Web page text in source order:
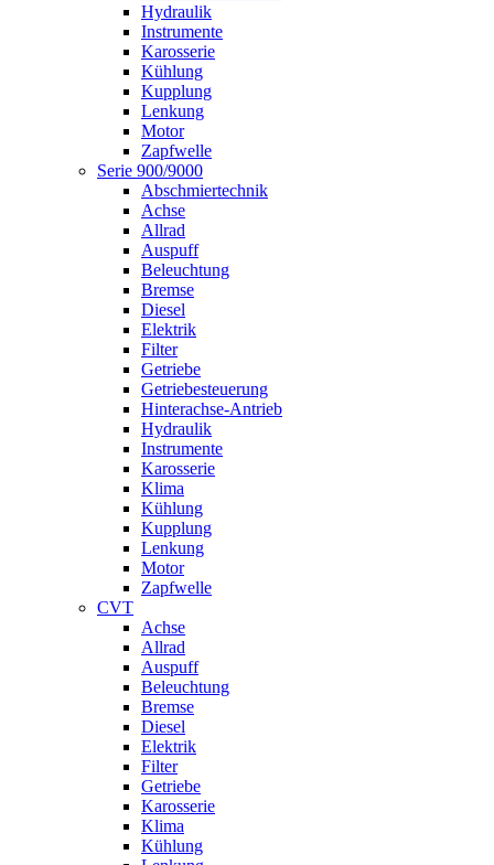
Hydraulik
Instrumente
Karosserie
Kühlung
Kupplung
Lenkung
Motor
Zapfwelle
Serie 900/9000
Abschmiertechnik
Achse
Allrad
Auspuff
Beleuchtung
Bremse
Diesel
Elektrik
Filter
Getriebe
Getriebesteuerung
Hinterachse-Antrieb
Hydraulik
Instrumente
Karosserie
Klima
Kühlung
Kupplung
Lenkung
Motor
Zapfwelle
CVT
Achse
Allrad
Auspuff
Beleuchtung
Bremse
Diesel
Elektrik
Filter
Getriebe
Karosserie
Klima
Kühlung